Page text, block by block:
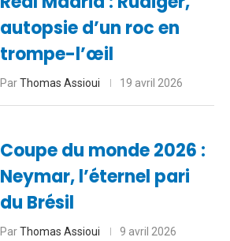
autopsie d’un roc en
trompe-l’œil
ParThomas Assioui 19 avril 2026
Coupe du monde 2026 :
Neymar, l’éternel pari
du Brésil
ParThomas Assioui 9 avril 2026